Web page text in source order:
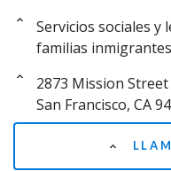
Servicios sociales y
familias
2873 Mission Street
San Francisco, CA